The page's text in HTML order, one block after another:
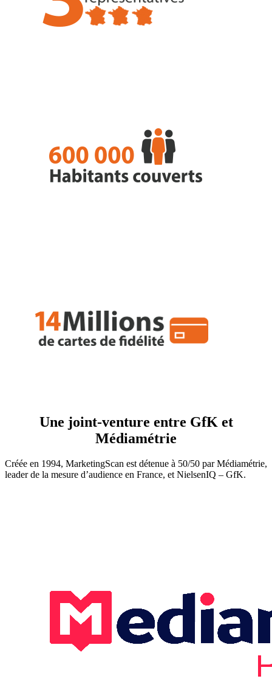
Une joint-venture entre GfK et
Médiamétrie
Créée en 1994, MarketingScan est détenue à 50/50 par Médiamétrie,
leader de la mesure d’audience en France, et NielsenIQ – GfK.